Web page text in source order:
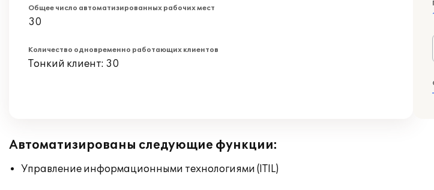
Общее число автоматизированных рабочих мест
30
Количество одновременно работающих клиентов
Тонкий клиент: 30
Автоматизированы следующие функции:
Управление информационными технологиями (ITIL)